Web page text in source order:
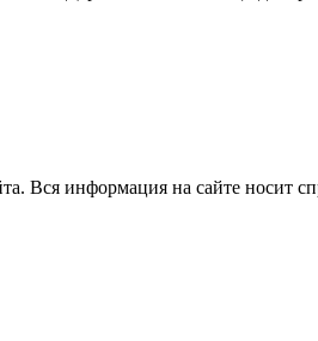
Вся информация на сайте носит